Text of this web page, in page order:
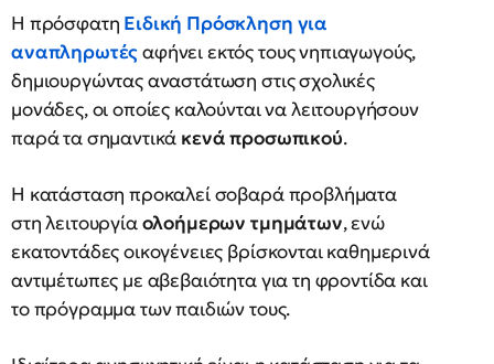
Η πρόσφατη Ειδική Πρόσκληση για
αναπληρωτέςαφήνει εκτός τους νηπιαγωγούς,
δημιουργώντας αναστάτωση στις σχολικές
μονάδες, οι οποίες καλούνται να λειτουργήσουν
παρά τα σημαντικά κενά προσωπικού.
Η κατάσταση προκαλεί σοβαρά προβλήματα
στη λειτουργίαολοήμερων τμημάτων, ενώ
εκατοντάδες οικογένειες βρίσκονται καθημερινά
αντιμέτωπες με αβεβαιότητα για τη φροντίδα και
το πρόγραμμα των παιδιών τους.